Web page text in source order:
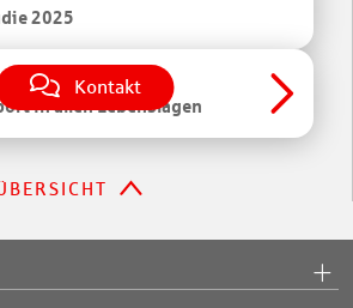
Kontakt
2025
in allen Lebenslagen